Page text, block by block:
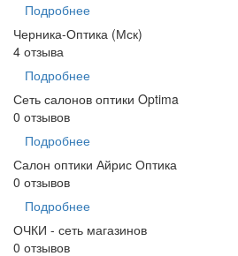
Подробнее
Черника-Оптика (Мск)
4 отзыва
Подробнее
Сеть салонов оптики Optima
0 отзывов
Подробнее
Салон оптики Айрис Оптика
0 отзывов
Подробнее
ОЧКИ - сеть магазинов
0 отзывов